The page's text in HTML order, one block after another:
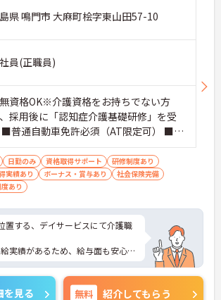
県 鳴門市 大麻町桧字東山田57-10
員(正職員)
資格OK※介護資格をお持ちでない方
採用後に「認知症介護基礎研修」を受
■普通自動車免許必須（AT限定可） ■経
問
日勤のみ 資格取得サポート
研修制度あり
実績あり
ボーナス・賞与あり
社会保険完備
あり
置する、デイサービスにて介護職
実績があるため、給与面も安心で
、生活面の負担を軽減し、安心し
ただけます♪
を見る 無料 紹介してもらう